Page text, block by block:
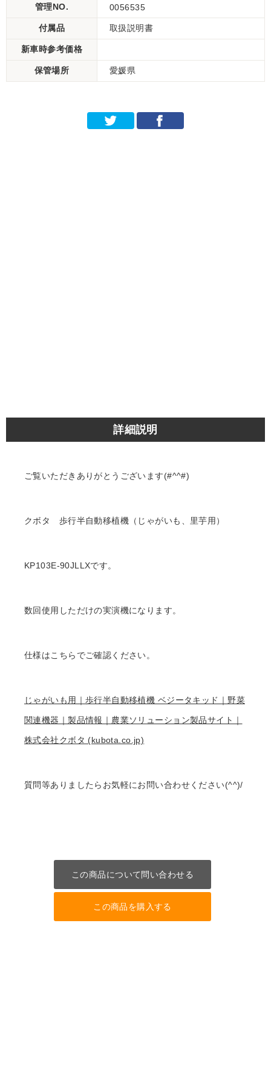
管理NO. 0056535
付属品 取扱説明書
新車時参考価格
保管場所 愛媛県
詳細説明
ご覧いただきありがとうございます(#^^#)
クボタ 歩行半自動移植機（じゃがいも、里芋用）
KP103E-90JLLXです。
数回使用しただけの実演機になります。
仕様はこちらでご確認ください。
じゃがいも用｜歩行半自動移植機 ベジータキッド｜野菜
関連機器｜製品情報｜農業ソリューション製品サイト｜
株式会社クボタ (kubota.co.jp)
質問等ありましたらお気軽にお問い合わせください(^^)/
この商品について問い合わせる
この商品を購入する